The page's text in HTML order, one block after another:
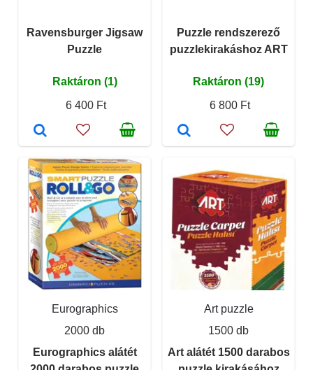
Ravensburger Jigsaw
Puzzle
Raktáron (1)
6 400 Ft
Puzzle rendszerező
puzzlekirakáshoz ART
Raktáron (19)
6 800 Ft
Eurographics
2000 db
Eurographics alátét
Art puzzle
1500 db
Art alátét 1500 darabos